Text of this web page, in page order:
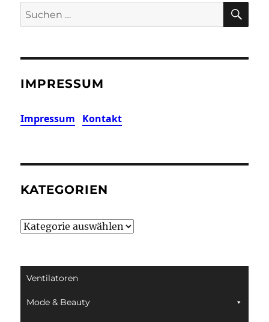
Suchen
nach:
IMPRESSUM
Impressum Kontakt
KATEGORIEN
Kategorien
Ventilatoren
Mode & Beauty